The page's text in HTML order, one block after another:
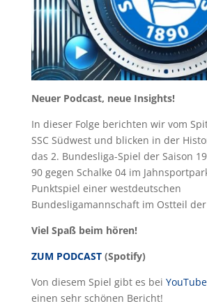
Neuer Podcast, neue Insights!
In dieser Folge berichten wir vom
SSC Südwest und blicken in der
das 2. Bundesliga-Spiel der Saison
90 gegen Schalke 04 im
Punktspiel einer westdeutschen
Bundesligamannschaft im Ostteil
Viel Spaß beim hören!
ZUM PODCAST(Spotify)
Von diesem Spiel gibt es bei YouTube
einen sehr schönen Bericht!